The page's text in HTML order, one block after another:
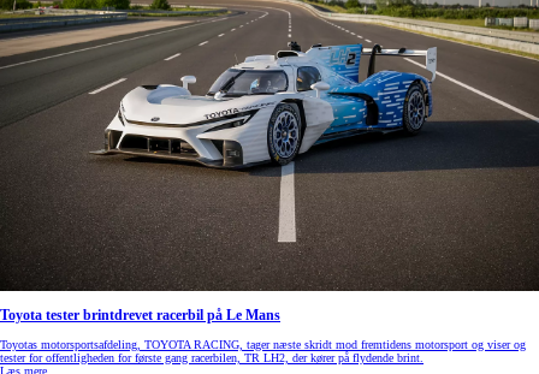
Toyota tester brintdrevet racerbil på Le Mans
Toyotas motorsportsafdeling, TOYOTA RACING, tager næste skridt mod fremtidens motorsport og viser og
tester for offentligheden for første gang racerbilen, TR LH2, der kører på flydende brint.
Læs mere